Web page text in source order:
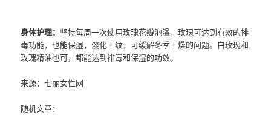
身体护理： 坚持每周一次使用玫瑰花瓣泡澡，玫瑰可达到有效的排
毒功能，也能保湿，淡化干纹，可缓解冬季干燥的问题。白玫瑰和
玫瑰精油也可，都能达到排毒和保湿的功效。
来源：七丽女性网
随机文章：